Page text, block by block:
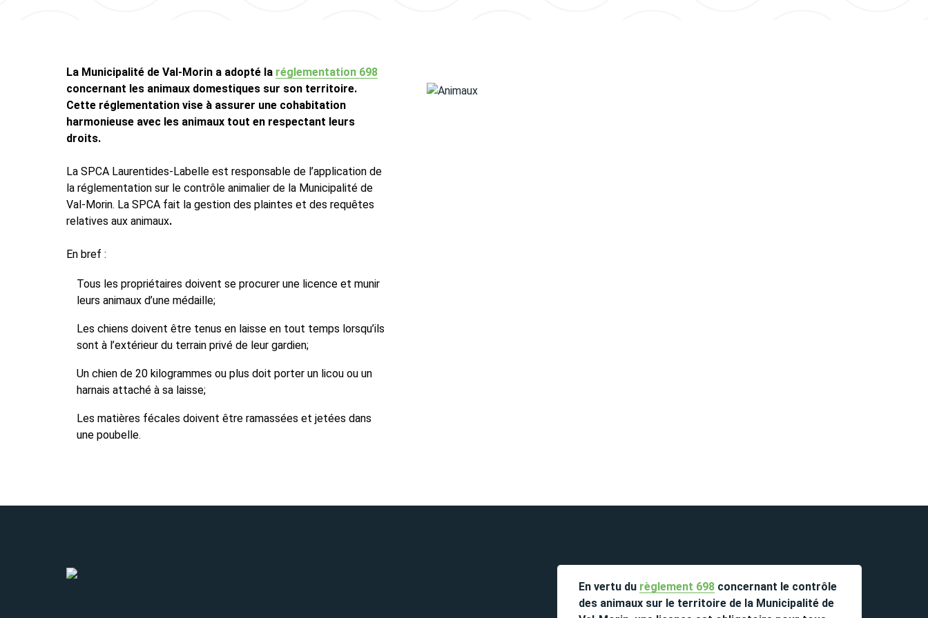
La Municipalité de Val-Morin a adopté la réglementation 698
concernant les animaux domestiques sur son territoire.
Cette réglementation vise à assurer une cohabitation
harmonieuse avec les animaux tout en respectant leurs
droits.
La SPCA Laurentides-Labelle est responsable de l’application de
la réglementation sur le contrôle animalier de la Municipalité de
Val-Morin. La SPCA fait la gestion des plaintes et des requêtes
relatives aux animaux.
En bref :
Tous les propriétaires doivent se procurer une licence et munir
leurs animaux d’une médaille;
Les chiens doivent être tenus en laisse en tout temps lorsqu’ils
sont à l’extérieur du terrain privé de leur gardien;
Un chien de 20 kilogrammes ou plus doit porter un licou ou un
harnais attaché à sa laisse;
Les matières fécales doivent être ramassées et jetées dans
une poubelle.
En vertu du règlement 698 concernant le contrôle
des animaux sur le territoire de la Municipalité de